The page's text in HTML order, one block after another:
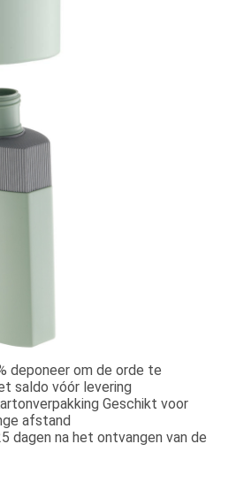
deponeer om de orde te
saldo vóór levering
Geschikt voor
afstand
dagen na het ontvangen van de